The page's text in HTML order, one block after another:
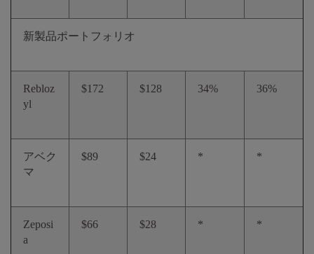
新製品ポートフォリオ
Rebloz
yl
$172 $128 34% 36%
アベク
マ
$89 $24 * *
Zeposi
a
$66 $28 * *